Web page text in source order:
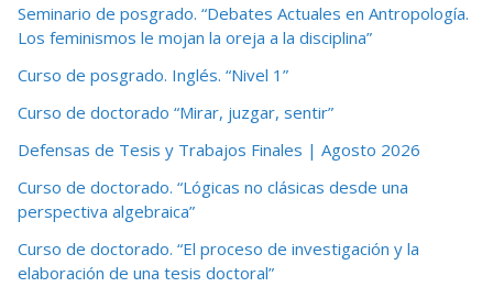
Seminario de posgrado. “Debates Actuales en Antropología.
Los feminismos le mojan la oreja a la disciplina”
Curso de posgrado. Inglés. “Nivel 1”
Curso de doctorado “Mirar, juzgar, sentir”
Defensas de Tesis y Trabajos Finales | Agosto 2026
Curso de doctorado. “Lógicas no clásicas desde una
perspectiva algebraica”
Curso de doctorado. “El proceso de investigación y la
elaboración de una tesis doctoral”